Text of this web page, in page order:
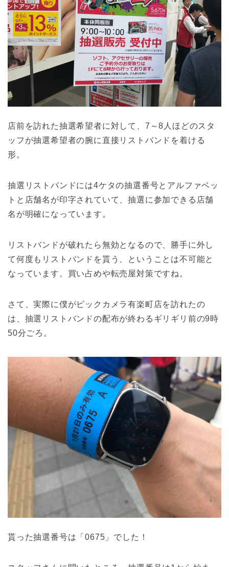
店前を訪れた抽選希望者に対して、7～8人ほどのスタ
ッフが抽選希望者の腕に直接リストバンドを着ける
形。
抽選リストバンドには4ケタの抽選番号とアルファベッ
トと店舗名が印字されていて、抽選に参加できる店舗
名が明確になっています。
リストバンドが破れたら無効となるので、勝手に外し
て何度もリストバンドを貰う、ということは不可能と
なっています。買い占めや転売屋対策ですね。
さて、実際に僕がビックカメラ有楽町店を訪れたの
は、抽選リストバンドの配布が終わるギリギリ前の9時
50分ごろ。
貰った抽選番号は「0675」でした！